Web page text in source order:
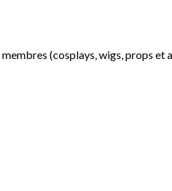
(cosplays, wigs, props